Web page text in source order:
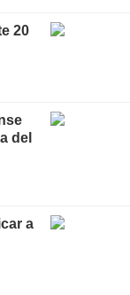
20
del
a